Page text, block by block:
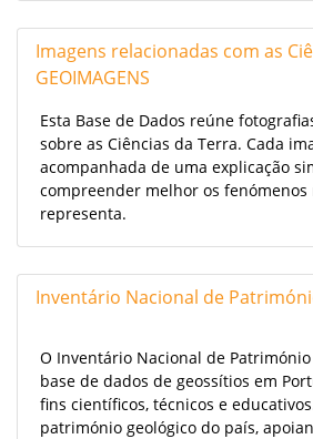
Imagens relacionadas com as
GEOIMAGENS
Esta Base de Dados reúne
sobre as Ciências da Terra. Cada
acompanhada de uma explicação
compreender melhor os
representa.
Inventário Nacional de
O Inventário Nacional de
base de dados de geossítios em
fins científicos, técnicos e
património geológico do país,